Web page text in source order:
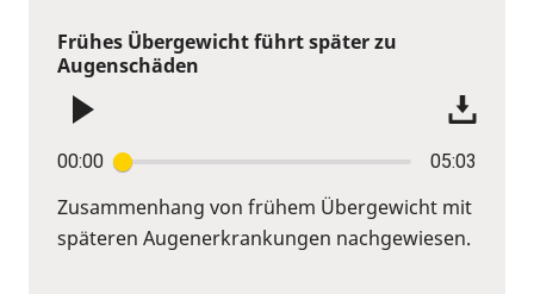
Frühes Übergewicht führt später zu
Augenschäden
00:00 05:03
Zusammenhang von frühem Übergewicht mit
späteren Augenerkrankungen nachgewiesen.